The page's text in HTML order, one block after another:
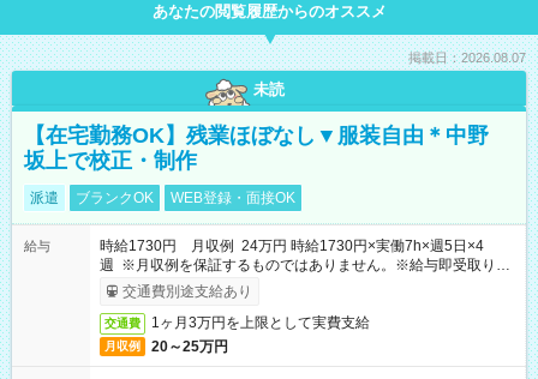
あなたの閲覧履歴からのオススメ
掲載日：2026.08.07
未読
【在宅勤務OK】残業ほぼなし▼服装自由＊中野
坂上で校正・制作
派遣 ブランクOK WEB登録・面接OK
給与
時給1730円 月収例 24万円 時給1730円×実働7h×週5日×4
週 ※月収例を保証するものではありません。※給与即受取りサ
ービス利用可（利用条件有）
交通費別途支給あり
交通費 1ヶ月3万円を上限として実費支給
月収例 20～25万円